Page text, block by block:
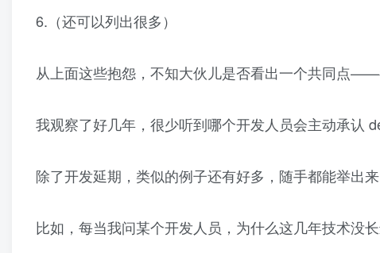
6.（还可以列出很多）
从上面这些抱怨，不知大伙儿是否看出一个共同点——
我观察了好几年，很少听到哪个开发人员会主动承认
除了开发延期，类似的例子还有好多，随手都能举出来
比如，每当我问某个开发人员，为什么这几年技术没